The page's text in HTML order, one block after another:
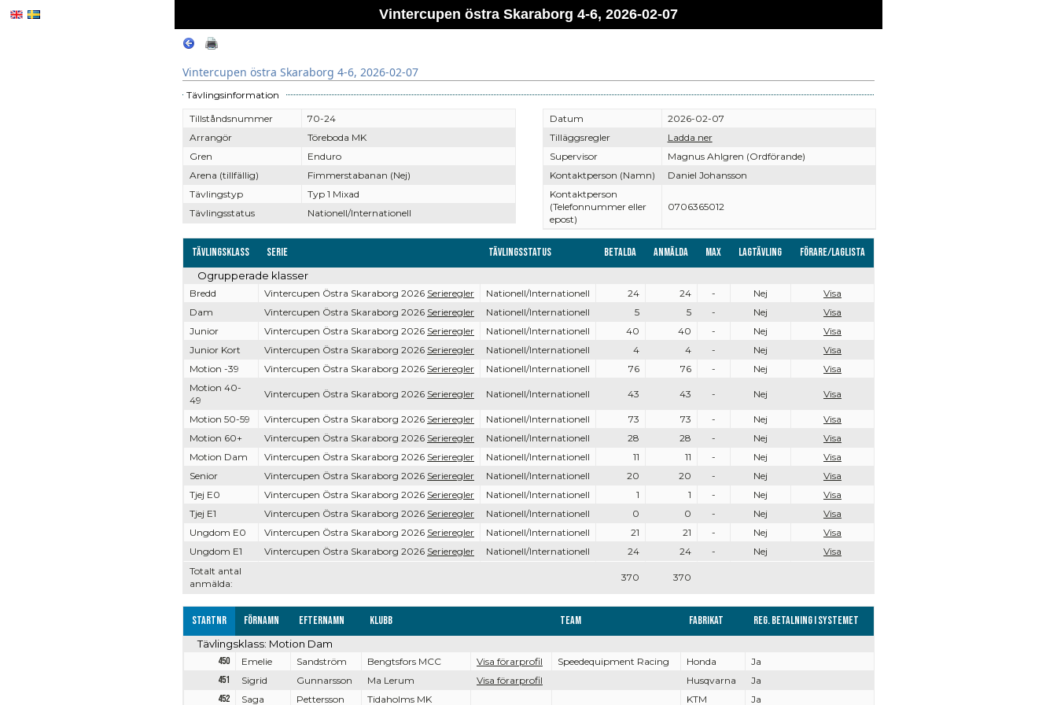
Vintercupen östra Skaraborg 4-6, 2026-02-07
Vintercupen östra Skaraborg 4-6, 2026-02-07
Tävlingsinformation
Tillståndsnummer
70-24
Arrangör
Töreboda MK
Gren
Enduro
Arena (tillfällig)
Fimmerstabanan (Nej)
Tävlingstyp
Typ 1 Mixad
Tävlingsstatus
Nationell/Internationell
Datum
2026-02-07
Tilläggsregler
Ladda ner
Supervisor
Magnus Ahlgren (Ordförande)
Kontaktperson (Namn)
Daniel Johansson
Kontaktperson
(Telefonnummer eller
epost)
0706365012
Tävlingsklass Serie Tävlingsstatus Betalda Anmälda Max Lagtävling Förare/Laglista
Totalt antal
anmälda:
370 370
Ogrupperade klasser
Bredd Vintercupen Östra Skaraborg 2026 Serieregler Nationell/Internationell 24 24 - Nej
Visa
Dam
Vintercupen Östra Skaraborg 2026 Serieregler Nationell/Internationell 5 5 - Nej
Visa
Junior
Vintercupen Östra Skaraborg 2026 Serieregler Nationell/Internationell 40 40 - Nej
Visa
Junior Kort
Vintercupen Östra Skaraborg 2026 Serieregler Nationell/Internationell 4 4 - Nej
Visa
Motion -39
Vintercupen Östra Skaraborg 2026 Serieregler Nationell/Internationell 76 76 - Nej
Visa
Motion 40-
49
Vintercupen Östra Skaraborg 2026 Serieregler Nationell/Internationell 43 43 - Nej Visa
Motion 50-59 Vintercupen Östra Skaraborg 2026 Serieregler Nationell/Internationell 73 73 - Nej
Visa
Motion 60+
Vintercupen Östra Skaraborg 2026 Serieregler Nationell/Internationell 28 28 - Nej
Visa
Motion Dam
Vintercupen Östra Skaraborg 2026 Serieregler Nationell/Internationell 11 11 - Nej
Visa
Senior
Vintercupen Östra Skaraborg 2026 Serieregler Nationell/Internationell 20 20 - Nej
Visa
Tjej E0
Vintercupen Östra Skaraborg 2026 Serieregler Nationell/Internationell 1 1 - Nej
Visa
Tjej E1
Vintercupen Östra Skaraborg 2026 Serieregler Nationell/Internationell 0 0 - Nej
Visa
Ungdom E0
Vintercupen Östra Skaraborg 2026 Serieregler Nationell/Internationell 21 21 - Nej
Visa
Ungdom E1
Vintercupen Östra Skaraborg 2026 Serieregler Nationell/Internationell 24 24 - Nej Visa
Startnr Förnamn Efternamn Klubb Team Fabrikat Reg. Betalning i systemet
Tävlingsklass: Motion Dam
450 Emelie Sandström Bengtsfors MCC Visa förarprofil Speedequipment Racing Honda
Ja
451
Sigrid Gunnarsson Ma Lerum Visa förarprofil Husqvarna
Ja
452
Saga Pettersson Tidaholms MK KTM Ja